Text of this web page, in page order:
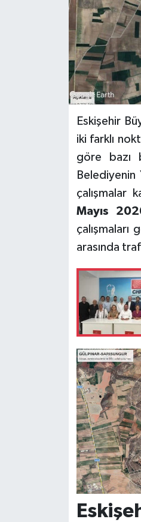
Eskişehir
iki farklı
göre bazı
Belediyenin
çalışmalar
Mayıs
arasında